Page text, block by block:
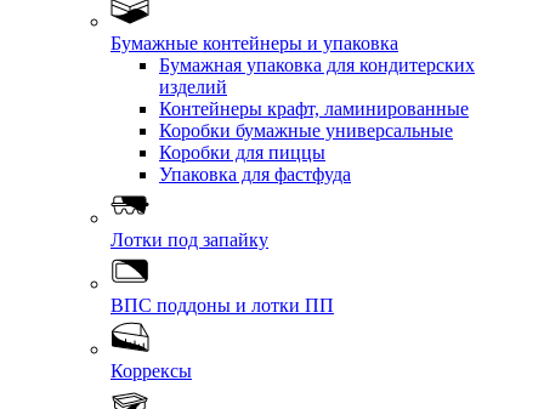
Бумажные контейнеры и упаковка
Бумажная упаковка для кондитерских
изделий
Контейнеры крафт, ламинированные
Коробки бумажные универсальные
Коробки для пиццы
Упаковка для фастфуда
Лотки под запайку
ВПС поддоны и лотки ПП
Коррексы